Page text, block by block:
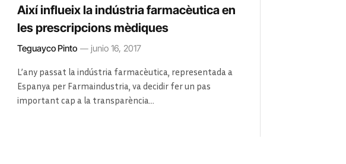
Així influeix la indústria farmacèutica en
les prescripcions mèdiques
Teguayco Pinto junio 16, 2017
L’any passat la indústria farmacèutica, representada a
Espanya per Farmaindustria, va decidir fer un pas
important cap a la transparència…